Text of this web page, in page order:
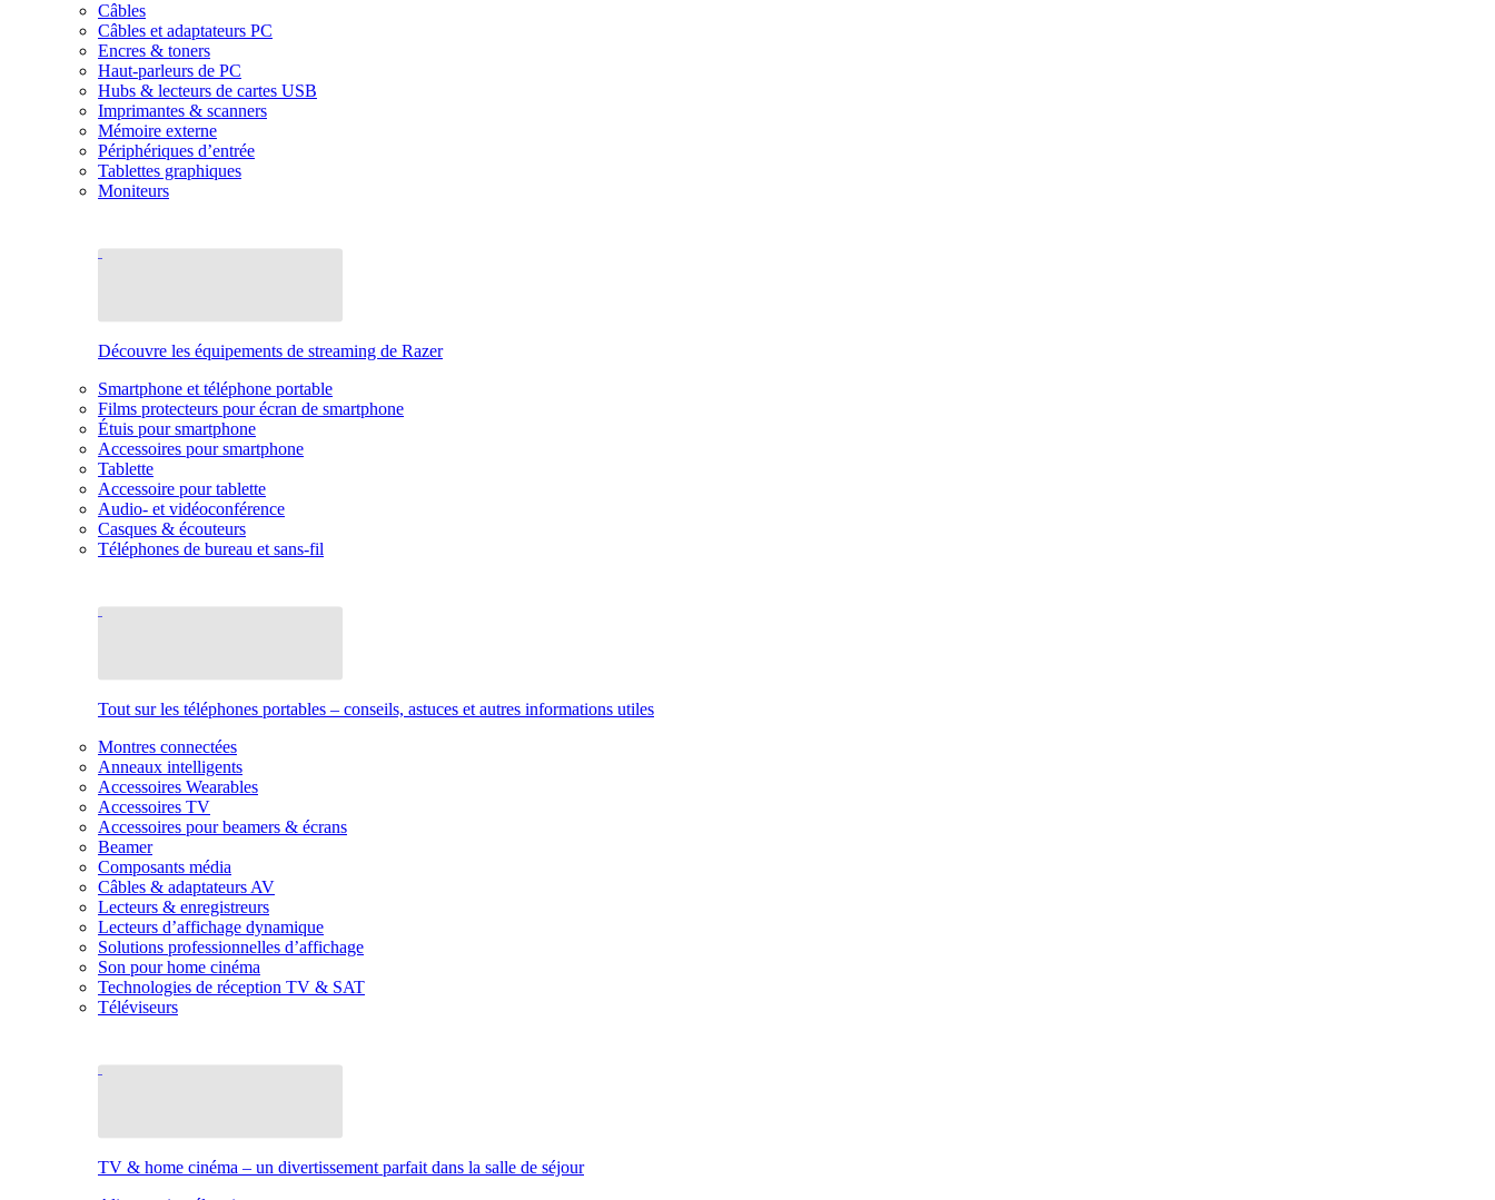
Câbles
Câbles et adaptateurs PC
Encres & toners
Haut-parleurs de PC
Hubs & lecteurs de cartes USB
Imprimantes & scanners
Mémoire externe
Périphériques d’entrée
Tablettes graphiques
Moniteurs
Découvre les équipements de streaming de Razer
Smartphone et téléphone portable
Films protecteurs pour écran de smartphone
Étuis pour smartphone
Accessoires pour smartphone
Tablette
Accessoire pour tablette
Audio- et vidéoconférence
Casques & écouteurs
Téléphones de bureau et sans-fil
Tout sur les téléphones portables – conseils, astuces et autres informations utiles
Montres connectées
Anneaux intelligents
Accessoires Wearables
Accessoires TV
Accessoires pour beamers & écrans
Beamer
Composants média
Câbles & adaptateurs AV
Lecteurs & enregistreurs
Lecteurs d’affichage dynamique
Solutions professionnelles d’affichage
Son pour home cinéma
Technologies de réception TV & SAT
Téléviseurs
TV & home cinéma – un divertissement parfait dans la salle de séjour